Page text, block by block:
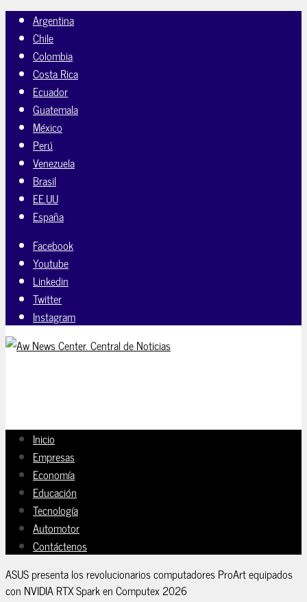
Argentina
Chile
Colombia
Costa Rica
Ecuador
Guatemala
México
Perú
Venezuela
Brasil
EE.UU
España
Facebook
Youtube
Linkedin
Twitter
Instagram
Inicio
Empresas
Economía
Educación
Tecnología
Automotor
Contáctenos
ASUS presenta los revolucionarios computadores ProArt equipados
con NVIDIA RTX Spark en Computex 2026